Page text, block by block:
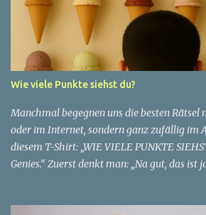
einer 51-jährigen Frau, deren
sie dazu bringt, sich jünger zu fühlen, als die
wahrnimmt. Diese Frau, deren Name aus
anonym bleibt, erzählt von ihrem Leben
das Altern. "Ich fühle mich nicht wie 51",
Lächeln. "Ich habe das Gefühl, dass ich
30ern bin." Für sie ist das Alter nichts als
statistische Angabe, die nichts über ihren...
Wie viele Punkte siehst du?
Manchmal begegnen uns die besten Rätsel
oder im Internet, sondern ganz zufällig im
diesem T-Shirt: „WIE VIELE PUNKTE
Genies.“ Zuerst denkt man: „Na gut, das